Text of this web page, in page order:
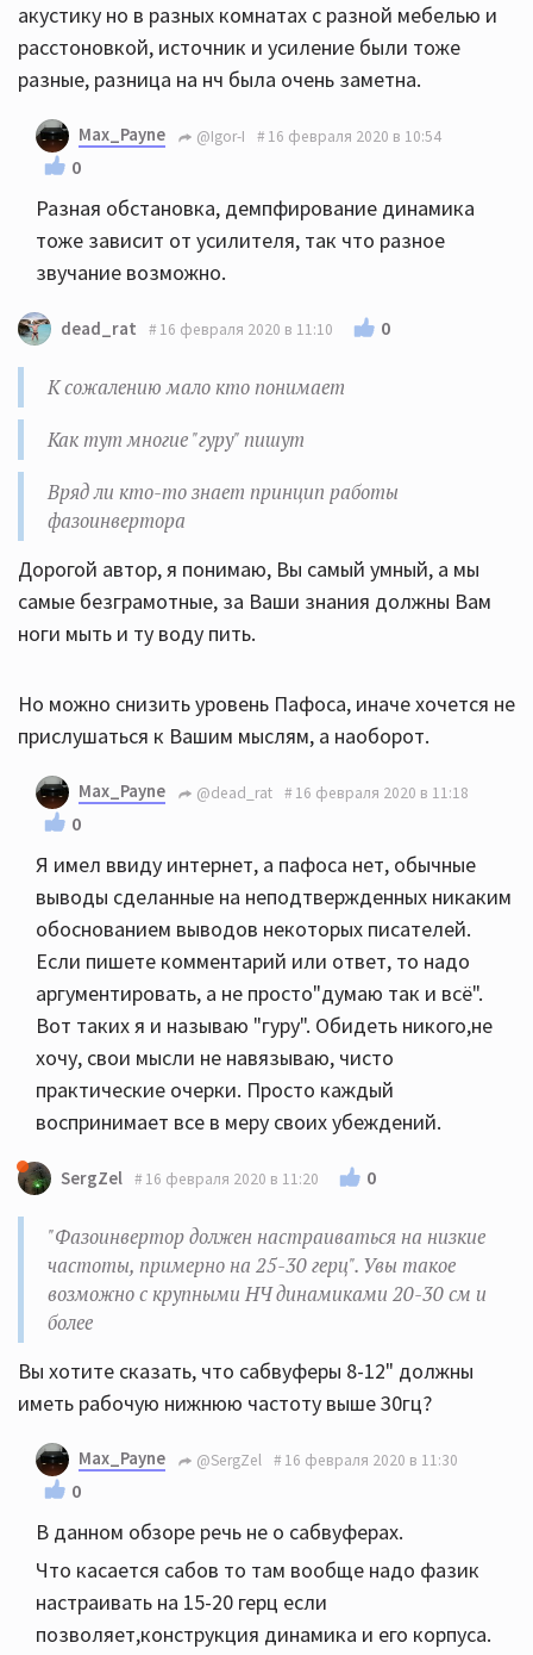
акустику но в разных комнатах с разной мебелью и
расстоновкой, источник и усиление были тоже
разные, разница на нч была очень заметна.
Max_Payne @Igor-I 16 февраля 2020 в 10:54
0
Разная обстановка, демпфирование динамика
тоже зависит от усилителя, так что разное
звучание возможно.
dead_rat 16 февраля 2020 в 11:10 0
К сожалению мало кто понимает
Как тут многие "гуру" пишут
Вряд ли кто-то знает принцип работы
фазоинвертора
Дорогой автор, я понимаю, Вы самый умный, а мы
самые безграмотные, за Ваши знания должны Вам
ноги мыть и ту воду пить.
Но можно снизить уровень Пафоса, иначе хочется не
прислушаться к Вашим мыслям, а наоборот.
Max_Payne @dead_rat 16 февраля 2020 в 11:18
0
Я имел ввиду интернет, а пафоса нет, обычные
выводы сделанные на неподтвержденных никаким
обоснованием выводов некоторых писателей.
Если пишете комментарий или ответ, то надо
аргументировать, а не просто"думаю так и всё".
Вот таких я и называю "гуру". Обидеть никого,не
хочу, свои мысли не навязываю, чисто
практические очерки. Просто каждый
воспринимает все в меру своих убеждений.
SergZel 16 февраля 2020 в 11:20 0
"Фазоинвертор должен настраиваться на низкие
частоты, примерно на 25-30 герц". Увы такое
возможно с крупными НЧ динамиками 20-30 см и
более
Вы хотите сказать, что сабвуферы 8-12" должны
иметь рабочую нижнюю частоту выше 30гц?
Max_Payne @SergZel 16 февраля 2020 в 11:30
0
В данном обзоре речь не о сабвуферах.
Что касается сабов то там вообще надо фазик
настраивать на 15-20 герц если
позволяет,конструкция динамика и его корпуса.